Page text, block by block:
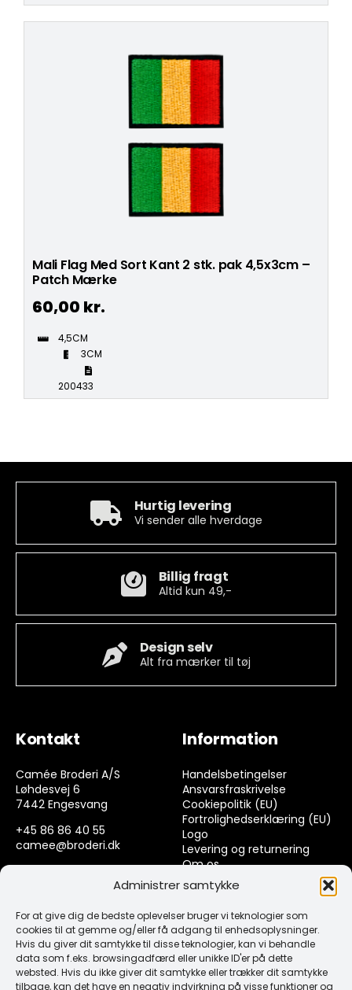
Administrer samtykke
For at give dig de bedste oplevelser bruger vi teknologier som
cookies til at gemme og/eller få adgang til enhedsoplysninger.
Hvis du giver dit samtykke til disse teknologier, kan vi behandle
data som f.eks. browsingadfærd eller unikke ID'er på dette
websted. Hvis du ikke giver dit samtykke eller trækker dit samtykke
tilbage, kan det have en negativ indvirkning på visse funktioner og
Mali Flag Med Sort Kant 2 stk. pak 4,5x3cm –
Patch Mærke
60,00 kr.
4,5CM
3CM
200433
Hurtig levering
Vi sender alle hverdage
Billig fragt
Altid kun 49,-
Design selv
Alt fra mærker til tøj
Kontakt
Camée Broderi A/S
Løhdesvej 6
7442 Engesvang
+45 86 86 40 55
camee@broderi.dk
Information
Handelsbetingelser
Ansvarsfraskrivelse
Cookiepolitik (EU)
Fortrolighedserklæring (EU)
Logo
Levering og returnering
Om os
Kontakt
Links
Spørgsmål & Svar
Tråd